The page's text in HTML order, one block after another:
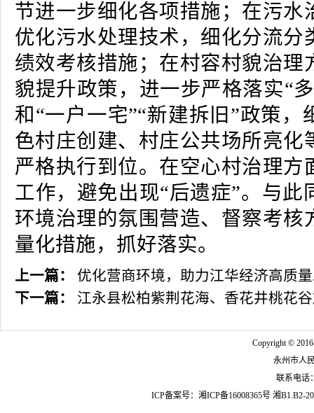
节进一步细化各项措施；在污水
优化污水处理技术，细化分流分
绩效考核措施；在村容村貌治理
貌提升政策，进一步严格落实“
和“一户一宅”“新建拆旧”政策，
色村庄创建、村庄公共场所亮化
严格执行到位。在空心村治理方
工作，避免出现“后遗症”。与此
环境治理的氛围营造、督察考核
量化措施，抓好落实。
上一篇：
优化营商环境，助力江华经济高质
下一篇：
江永县松柏紫荆花海、香花井桃花
Copyright ©
永州市人
联系电话
ICP备案号： 湘ICP备16008365号 湘B1.B2-